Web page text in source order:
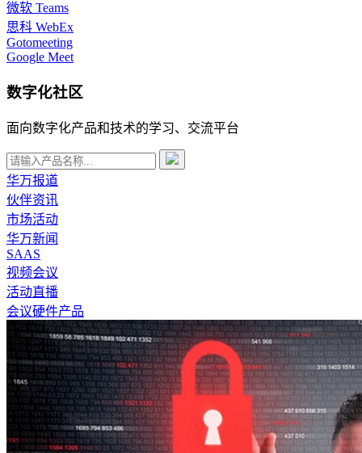
微软 Teams
思科 WebEx
Gotomeeting
Google Meet
数字化社区
面向数字化产品和技术的学习、交流平台
华万报道
伙伴资讯
市场活动
华万新闻
SAAS
视频会议
活动直播
会议硬件产品